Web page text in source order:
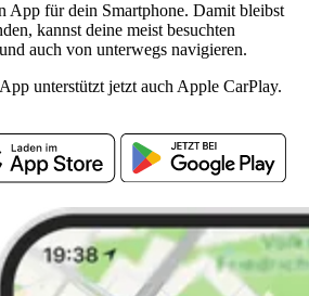
App für dein Smartphone. Damit bleibst
kannst deine meist besuchten
auch von unterwegs navigieren.
unterstützt jetzt auch Apple CarPlay.